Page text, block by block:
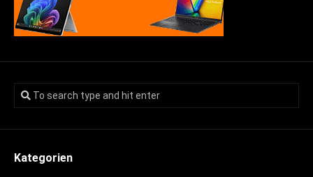
Kategorien